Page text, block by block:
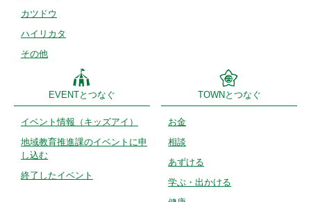
カツドウ
ハイリカタ
その他
EVENTとつなぐ
イベント情報 （キッズアイ）
地域教育推進課のイベントに申
し込む
終了したイベント
TOWNとつなぐ
お金
相談
あずける
学ぶ・出かける